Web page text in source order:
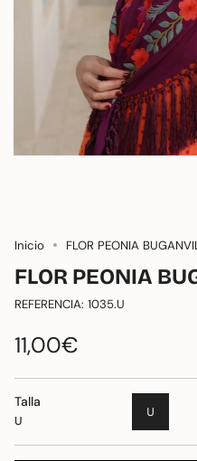
Inicio FLOR PEONIA
FLOR PEONIA
REFERENCIA: 1035.U
11,00€
Talla
U
U